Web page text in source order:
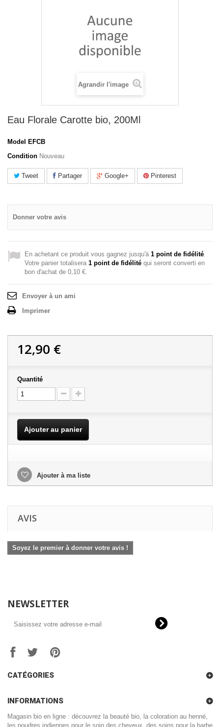
Agrandir l'image
Eau Florale Carotte bio, 200Ml
Model EFCB
Condition Nouveau
Tweet Partager Google+ Pinterest
Donner votre avis
En achetant ce produit vous gagnez jusqu'à 1 point de fidélité
Votre panier totalisera 1 point de fidélité qui seront converti en
bon d'achat de 0,10 €
Envoyer à un ami
Imprimer
12,90 €
Quantité
Ajouter au panier
Ajouter à ma liste
AVIS
Soyez le premier à donner votre avis !
NEWSLETTER
CATÉGORIES
INFORMATIONS
Magasin bio en ligne : découvrez la beauté bio, la coloration au henné,
les poudres indiennes pour le soin des cheveux, des soins pour la barbe